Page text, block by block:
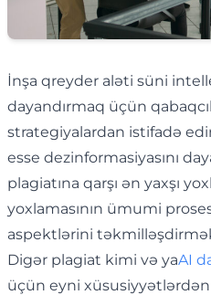
İnşa qreyder aləti süni
dayandırmaq üçün
strategiyalardan istifadə
esse dezinformasiyasını
plagiatına qarşı ən yaxşı
yoxlamasının ümumi
aspektlərini
Digər plagiat kimi və yaAI
üçün eyni